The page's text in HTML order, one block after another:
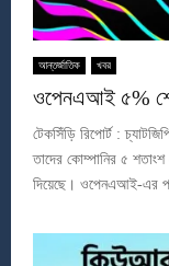
আন্তর্জাতিক খবর
ওপেনএআই ৫%
টেকসিঁড়ি রিপোর্ট :
তাদের কোম্পানির ৫
দিয়েছে। ওপেনএআই-এর